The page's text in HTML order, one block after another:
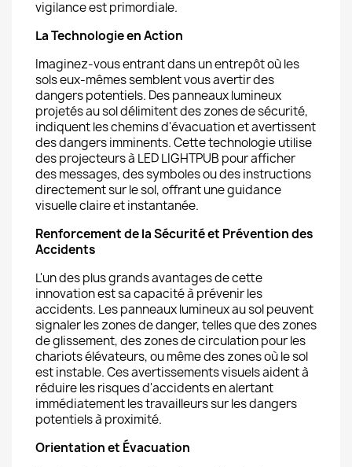
vigilance est primordiale.
La Technologie en Action
Imaginez-vous entrant dans un entrepôt où les
sols eux-mêmes semblent vous avertir des
dangers potentiels. Des panneaux lumineux
projetés au sol délimitent des zones de sécurité,
indiquent les chemins d'évacuation et avertissent
des dangers imminents. Cette technologie utilise
des projecteurs à LED LIGHTPUB pour afficher
des messages, des symboles ou des instructions
directement sur le sol, offrant une guidance
visuelle claire et instantanée.
Renforcement de la Sécurité et Prévention des
Accidents
L'un des plus grands avantages de cette
innovation est sa capacité à prévenir les
accidents. Les panneaux lumineux au sol peuvent
signaler les zones de danger, telles que des zones
de glissement, des zones de circulation pour les
chariots élévateurs, ou même des zones où le sol
est instable. Ces avertissements visuels aident à
réduire les risques d'accidents en alertant
immédiatement les travailleurs sur les dangers
potentiels à proximité.
Orientation et Évacuation